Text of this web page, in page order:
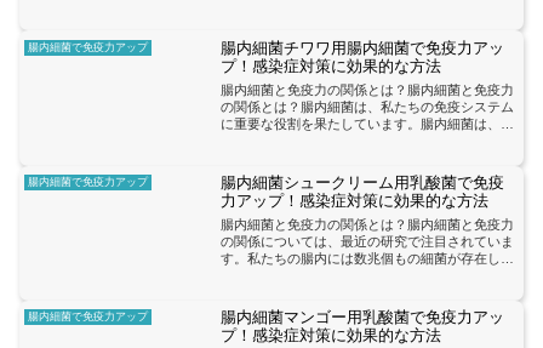
細胞の数よりも多いと言...
腸内細菌で免疫力アップ
腸内細菌チワワ用腸内細菌で免疫力アッ
プ！感染症対策に効果的な方法
腸内細菌と免疫力の関係とは？腸内細菌と免疫力
の関係とは？腸内細菌は、私たちの免疫システム
に重要な役割を果たしています。腸内細菌は、腸
細菌のバランスが崩れ...
腸内細菌で免疫力アップ
腸内細菌シュークリーム用乳酸菌で免疫
力アップ！感染症対策に効果的な方法
腸内細菌と免疫力の関係とは？腸内細菌と免疫力
の関係については、最近の研究で注目されていま
す。私たちの腸内には数兆個もの細菌が存在し、
内細菌が重要な役割を...
腸内細菌で免疫力アップ
腸内細菌マンゴー用乳酸菌で免疫力アッ
プ！感染症対策に効果的な方法